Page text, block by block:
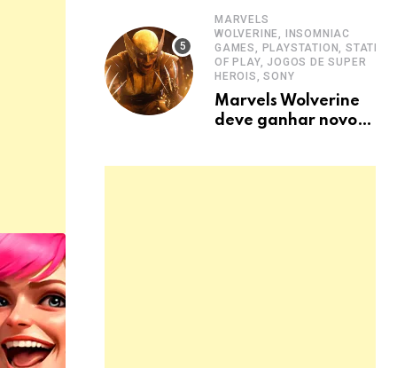
trailer
MARVELS
WOLVERINE, INSOMNIAC
GAMES, PLAYSTATION, STATE
OF PLAY, JOGOS DE SUPER
HEROIS, SONY
Marvels Wolverine
deve ganhar novo